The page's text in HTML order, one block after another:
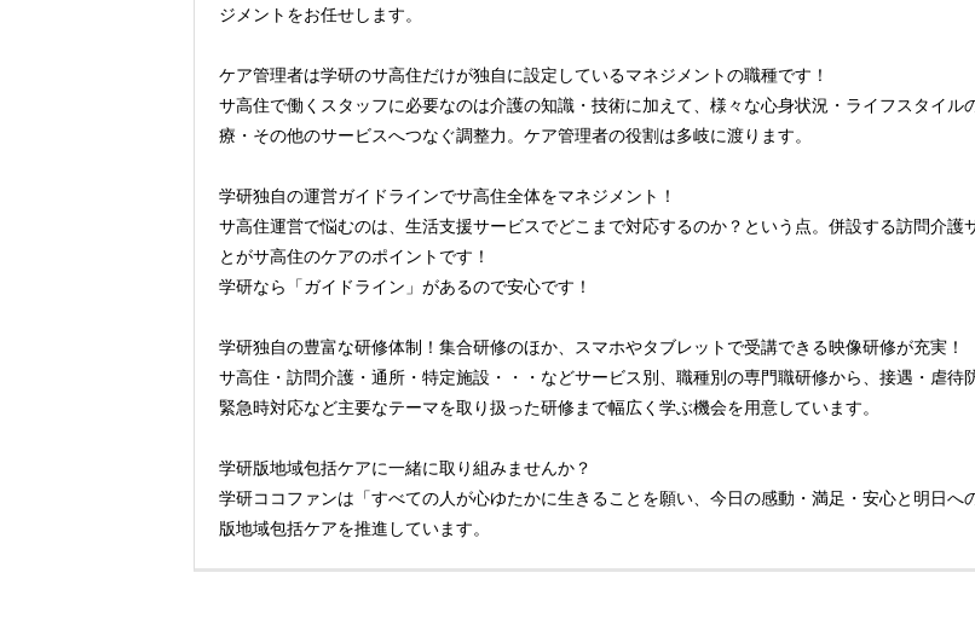
ジメントをお任せします。
ケア管理者は学研のサ高住だけが独自に設定しているマネジメントの職種です！
サ高住で働くスタッフに必要なのは介護の知識・技術に加えて、様々な心身状況・ライフスタイ
療・その他のサービスへつなぐ調整力。ケア管理者の役割は多岐に渡ります。
学研独自の運営ガイドラインでサ高住全体をマネジメント！
サ高住運営で悩むのは、生活支援サービスでどこまで対応するのか？という点。併設する訪問介護
とがサ高住のケアのポイントです！
学研なら「ガイドライン」があるので安心です！
学研独自の豊富な研修体制！集合研修のほか、スマホやタブレットで受講できる映像研修が充実！
サ高住・訪問介護・通所・特定施設・・・などサービス別、職種別の専門職研修から、接遇・虐待
緊急時対応など主要なテーマを取り扱った研修まで幅広く学ぶ機会を用意しています。
学研版地域包括ケアに一緒に取り組みませんか？
学研ココファンは「すべての人が心ゆたかに生きることを願い、今日の感動・満足・安心と明日
版地域包括ケアを推進しています。